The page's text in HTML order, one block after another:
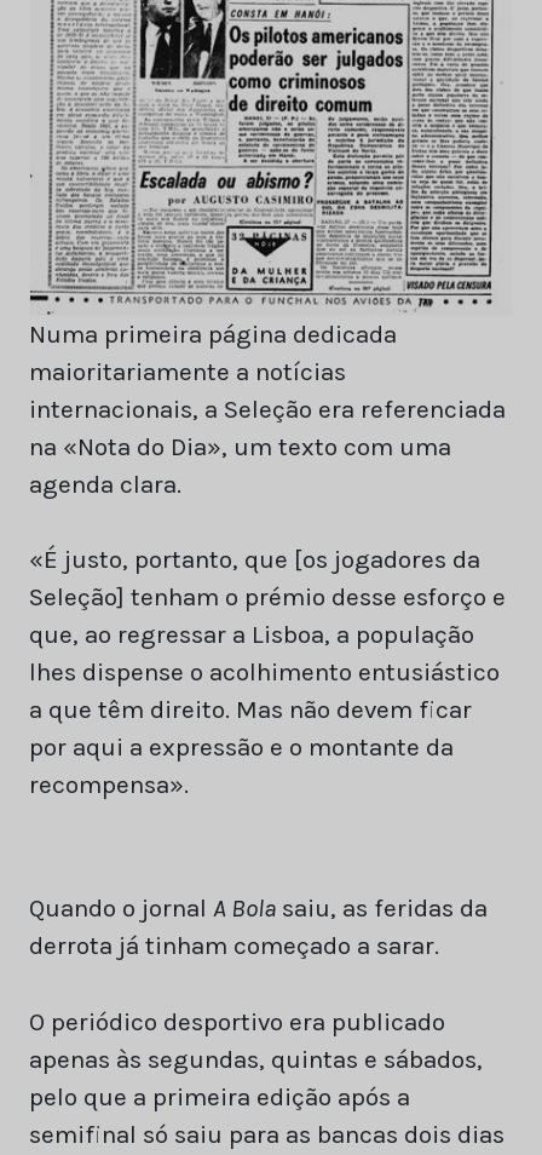
Numa primeira página dedicada
maioritariamente a notícias
internacionais, a Seleção era referenciada
na «Nota do Dia», um texto com uma
agenda clara.
«É justo, portanto, que [os jogadores da
Seleção] tenham o prémio desse esforço e
que, ao regressar a Lisboa, a população
lhes dispense o acolhimento entusiástico
a que têm direito. Mas não devem ficar
por aqui a expressão e o montante da
recompensa».
Quando o jornal A Bola saiu, as feridas da
derrota já tinham começado a sarar.
O periódico desportivo era publicado
apenas às segundas, quintas e sábados,
pelo que a primeira edição após a
semifinal só saiu para as bancas dois dias